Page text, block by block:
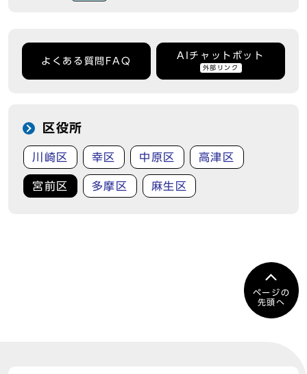
よくある質問FAQ
AIチャットボット
外部リンク
区役所
川崎区 幸区 中原区 高津区
宮前区 多摩区 麻生区
ページの
先頭へ